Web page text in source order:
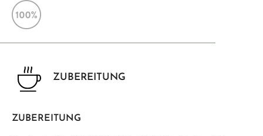
ZUBEREITUNG
ZUBEREITUNG